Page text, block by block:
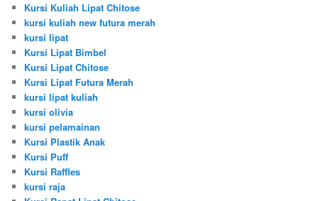
Kursi Kuliah Lipat Chitose
kursi kuliah new futura merah
kursi lipat
Kursi Lipat Bimbel
Kursi Lipat Chitose
Kursi Lipat Futura Merah
kursi lipat kuliah
kursi olivia
kursi pelamainan
Kursi Plastik Anak
Kursi Puff
Kursi Raffles
kursi raja